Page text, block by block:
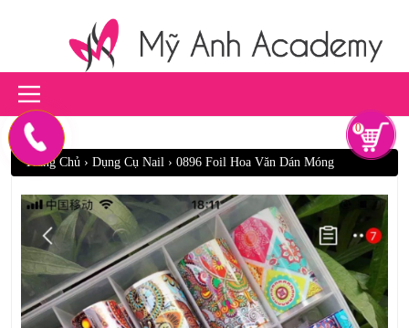
0
Trang Chủ ›Dụng Cụ Nail ›0896 Foil Hoa Văn Dán Móng